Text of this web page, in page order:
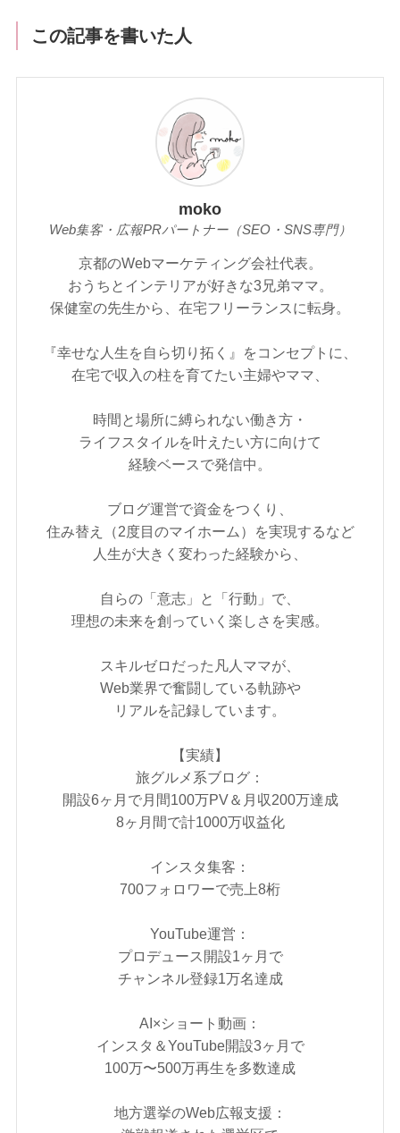
この記事を書いた人
moko
Web集客・広報PRパートナー（SEO・SNS専門）
京都のWebマーケティング会社代表。
おうちとインテリアが好きな3兄弟ママ。
保健室の先生から、在宅フリーランスに転身。
『幸せな人生を自ら切り拓く』をコンセプトに、
在宅で収入の柱を育てたい主婦やママ、
時間と場所に縛られない働き方・
ライフスタイルを叶えたい方に向けて
経験ベースで発信中。
ブログ運営で資金をつくり、
住み替え（2度目のマイホーム）を実現するなど
人生が大きく変わった経験から、
自らの「意志」と「行動」で、
理想の未来を創っていく楽しさを実感。
スキルゼロだった凡人ママが、
Web業界で奮闘している軌跡や
リアルを記録しています。
【実績】
旅グルメ系ブログ：
開設6ヶ月で月間100万PV＆月収200万達成
8ヶ月間で計1000万収益化
インスタ集客：
700フォロワーで売上8桁
YouTube運営：
プロデュース開設1ヶ月で
チャンネル登録1万名達成
AI×ショート動画：
インスタ＆YouTube開設3ヶ月で
100万〜500万再生を多数達成
地方選挙のWeb広報支援：